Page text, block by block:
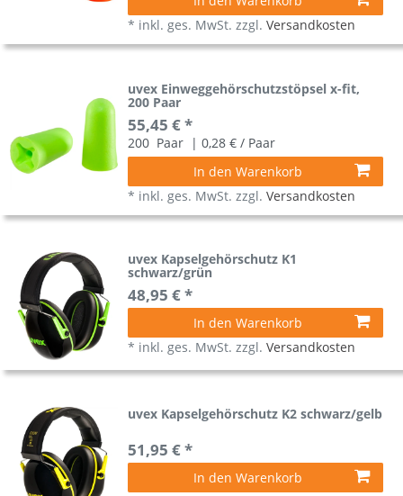
* inkl. ges. MwSt. zzgl.Versandkosten
uvex Einweggehörschutzstöpsel x-fit,
200 Paar
55,45 € *
200 Paar | 0,28 € / Paar
In den Warenkorb
* inkl. ges. MwSt. zzgl.Versandkosten
uvex Kapselgehörschutz K1
schwarz/grün
48,95 € *
In den Warenkorb
* inkl. ges. MwSt. zzgl.Versandkosten
uvex Kapselgehörschutz K2 schwarz/gelb
51,95 € *
In den Warenkorb